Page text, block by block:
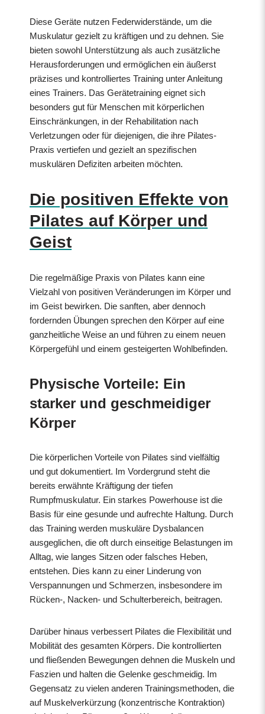
Diese Geräte nutzen Federwiderstände, um die
Muskulatur gezielt zu kräftigen und zu dehnen. Sie
bieten sowohl Unterstützung als auch zusätzliche
Herausforderungen und ermöglichen ein äußerst
präzises und kontrolliertes Training unter Anleitung
eines Trainers. Das Gerätetraining eignet sich
besonders gut für Menschen mit körperlichen
Einschränkungen, in der Rehabilitation nach
Verletzungen oder für diejenigen, die ihre Pilates-
Praxis vertiefen und gezielt an spezifischen
muskulären Defiziten arbeiten möchten.
Die positiven Effekte von
Pilates auf Körper und
Geist
Die regelmäßige Praxis von Pilates kann eine
Vielzahl von positiven Veränderungen im Körper und
im Geist bewirken. Die sanften, aber dennoch
fordernden Übungen sprechen den Körper auf eine
ganzheitliche Weise an und führen zu einem neuen
Körpergefühl und einem gesteigerten Wohlbefinden.
Physische Vorteile: Ein
starker und geschmeidiger
Körper
Die körperlichen Vorteile von Pilates sind vielfältig
und gut dokumentiert. Im Vordergrund steht die
bereits erwähnte Kräftigung der tiefen
Rumpfmuskulatur. Ein starkes Powerhouse ist die
Basis für eine gesunde und aufrechte Haltung. Durch
das Training werden muskuläre Dysbalancen
ausgeglichen, die oft durch einseitige Belastungen im
Alltag, wie langes Sitzen oder falsches Heben,
entstehen. Dies kann zu einer Linderung von
Verspannungen und Schmerzen, insbesondere im
Rücken-, Nacken- und Schulterbereich, beitragen.
Darüber hinaus verbessert Pilates die Flexibilität und
Mobilität des gesamten Körpers. Die kontrollierten
und fließenden Bewegungen dehnen die Muskeln und
Faszien und halten die Gelenke geschmeidig. Im
Gegensatz zu vielen anderen Trainingsmethoden, die
auf Muskelverkürzung (konzentrische Kontraktion)